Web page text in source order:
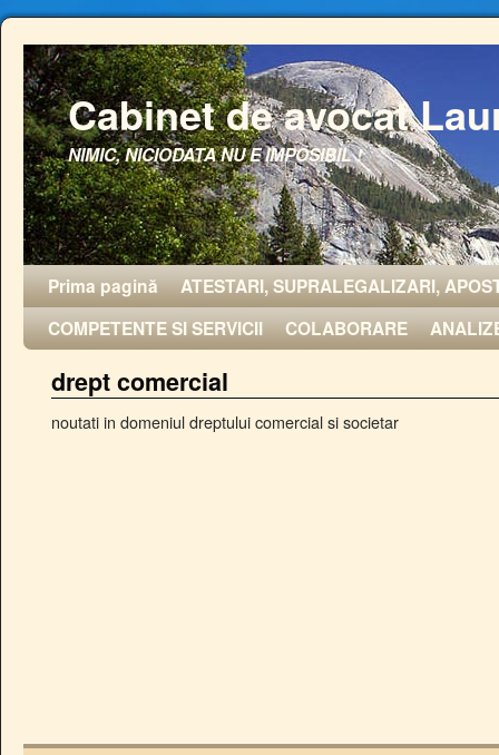
Cabinet de avocat
NIMIC, NICIODATA NU E IMPOSIBIL !
Prima pagină
ATESTARI, SUPRALEGALIZARI,
COMPETENTE SI SERVICII
COLABORARE
drept comercial
noutati in domeniul dreptului comercial si societar